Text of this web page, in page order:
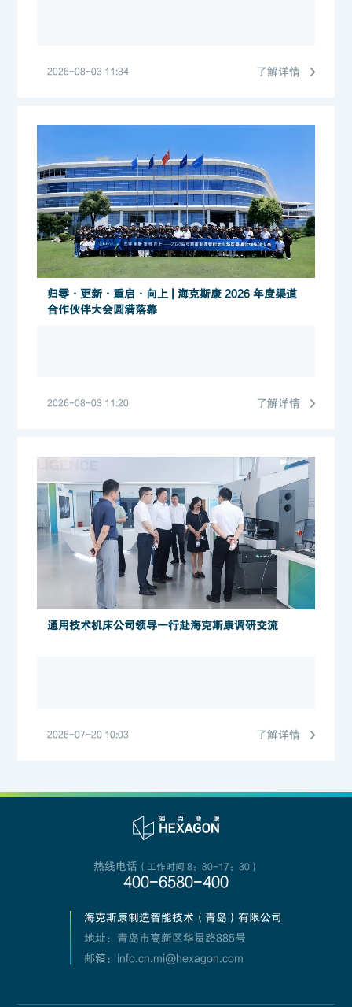
2026-08-03 11:34 了解详情
归零・更新・重启・向上 | 海克斯康 2026 年度渠道
合作伙伴大会圆满落幕
2026-08-03 11:20 了解详情
通用技术机床公司领导一行赴海克斯康调研交流
2026-07-20 10:03 了解详情
热线电话 （工作时间 8：30-17：30）
400-6580-400
海克斯康制造智能技术（青岛）有限公司
地址：青岛市高新区华贯路885号
邮箱：info.cn.mi@hexagon.com